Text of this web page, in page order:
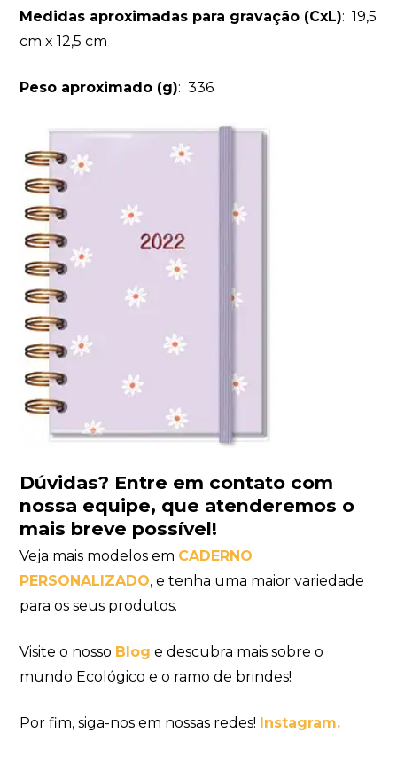
Medidas aproximadas para gravação (CxL): 19,5
cm x 12,5 cm
Peso aproximado (g): 336
Dúvidas? Entre em contato com
nossa equipe, que atenderemos o
mais breve possível!
Veja mais modelos em CADERNO
PERSONALIZADO, e tenha uma maior variedade
para os seus produtos.
Visite o nosso Blog e descubra mais sobre o
mundo Ecológico e o ramo de brindes!
Por fim, siga-nos em nossas redes! Instagram.